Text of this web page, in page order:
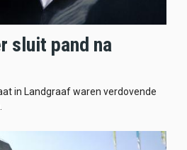
sluit pand na
in Landgraaf waren verdovende